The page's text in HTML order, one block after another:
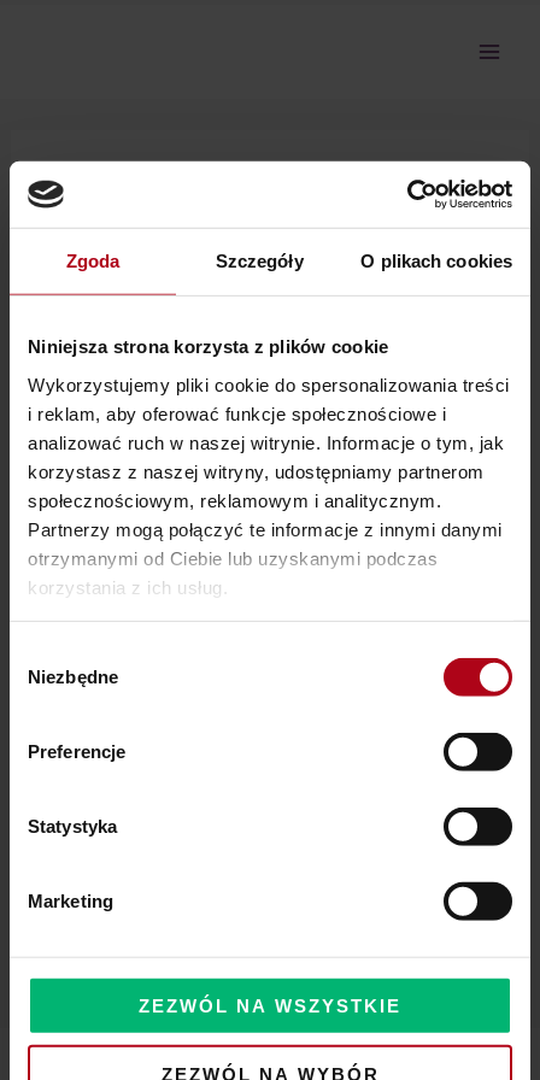
Zgoda Szczegóły O plikach cookies
Niniejsza strona korzysta z plików cookie
Wykorzystujemy pliki cookie do spersonalizowania treści
i reklam, aby oferować funkcje społecznościowe i
analizować ruch w naszej witrynie. Informacje o tym, jak
korzystasz z naszej witryny, udostępniamy partnerom
społecznościowym, reklamowym i analitycznym.
Partnerzy mogą połączyć te informacje z innymi danymi
otrzymanymi od Ciebie lub uzyskanymi podczas
korzystania z ich usług.
zgody
Niezbędne
Preferencje
Statystyka
Marketing
ZEZWÓL NA WSZYSTKIE
ZEZWÓL NA WYBÓR
Ostatnie wpisy
SZAMAŃSKA SZKOŁA ŻYCIA
Czy Masz W Portfelu Pożeracza Pieniędzy?
9-5 Bądź czujna i zauważaj
objawy